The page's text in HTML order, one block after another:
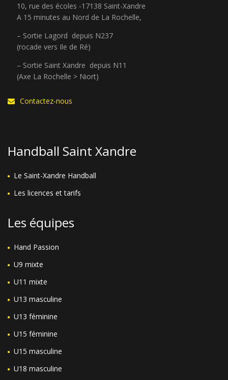
10, rue des écoles -17138 Saint-Xandre
A 15 minutes au Nord de La Rochelle,
– Sortie Lagord depuis N237
(rocade vers Ile de Ré)
– Sortie Saint Xandre depuis N11
(Axe La Rochelle > Niort)
Contactez-nous
Handball Saint Xandre
Le Saint-Xandre Handball
Les licences et tarifs
Les équipes
Hand Passion
U9 mixte
U11 mixte
U13 masculine
U13 féminine
U15 féminine
U15 masculine
U18 masculine